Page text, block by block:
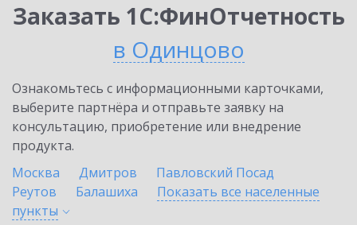
Заказать 1С:ФинОтчетность
в Одинцово
Ознакомьтесь с информационными карточками,
выберите партнёра и отправьте заявку на
консультацию, приобретение или внедрение
продукта.
Москва
Дмитров
Павловский Посад
Реутов
Балашиха
Показать все населенные
пункты